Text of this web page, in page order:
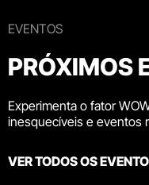
EVENTOS
PRÓXIMOS
Experimenta o fator
inesquecíveis e eventos
VER TODOS OS